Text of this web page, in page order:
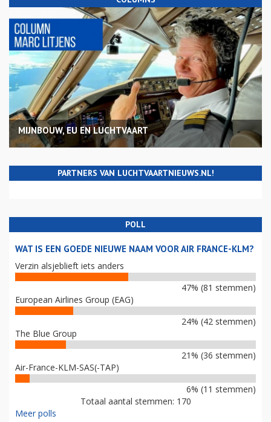
MIJNBOUW, EU EN LUCHTVAART
PARTNERS VAN LUCHTVAARTNIEUWS.NL!
POLL
WAT IS EEN GOEDE NIEUWE NAAM VOOR AIR FRANCE-KLM?
Verzin alsjeblieft iets anders
47% (81 stemmen)
European Airlines Group (EAG)
24% (42 stemmen)
The Blue Group
21% (36 stemmen)
Air-France-KLM-SAS(-TAP)
6% (11 stemmen)
Totaal aantal stemmen: 170
Meer polls